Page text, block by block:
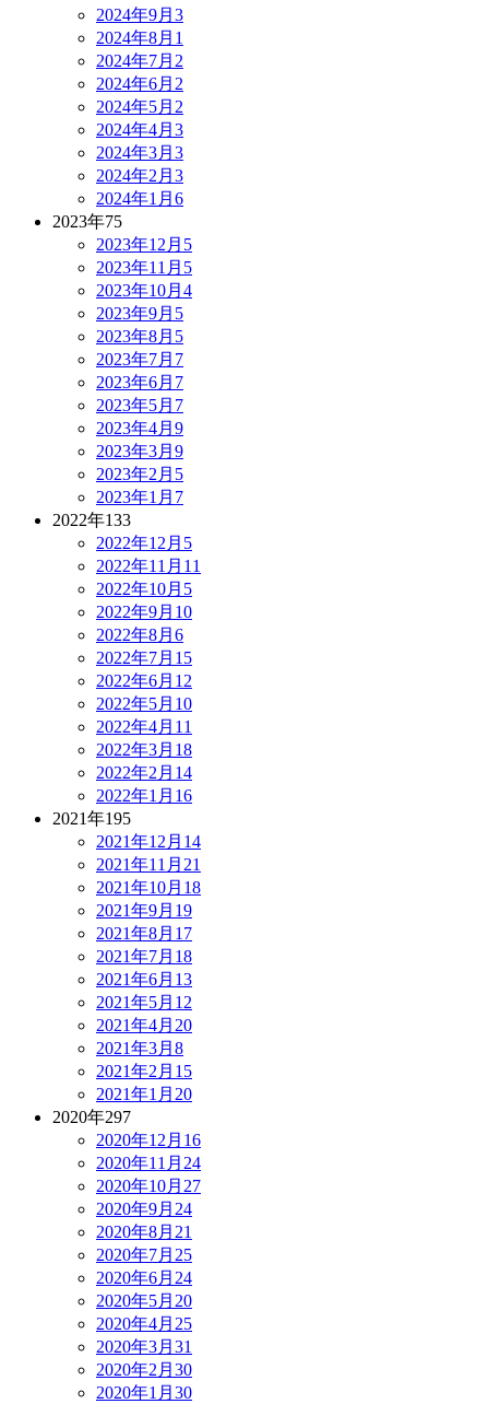
2024年9月 3
2024年8月 1
2024年7月 2
2024年6月 2
2024年5月 2
2024年4月 3
2024年3月 3
2024年2月 3
2024年1月 6
2023年75
2023年12月 5
2023年11月 5
2023年10月 4
2023年9月 5
2023年8月 5
2023年7月 7
2023年6月 7
2023年5月 7
2023年4月 9
2023年3月 9
2023年2月 5
2023年1月 7
2022年133
2022年12月 5
2022年11月 11
2022年10月 5
2022年9月 10
2022年8月 6
2022年7月 15
2022年6月 12
2022年5月 10
2022年4月 11
2022年3月 18
2022年2月 14
2022年1月 16
2021年195
2021年12月 14
2021年11月 21
2021年10月 18
2021年9月 19
2021年8月 17
2021年7月 18
2021年6月 13
2021年5月 12
2021年4月 20
2021年3月 8
2021年2月 15
2021年1月 20
2020年297
2020年12月 16
2020年11月 24
2020年10月 27
2020年9月 24
2020年8月 21
2020年7月 25
2020年6月 24
2020年5月 20
2020年4月 25
2020年3月 31
2020年2月 30
2020年1月 30